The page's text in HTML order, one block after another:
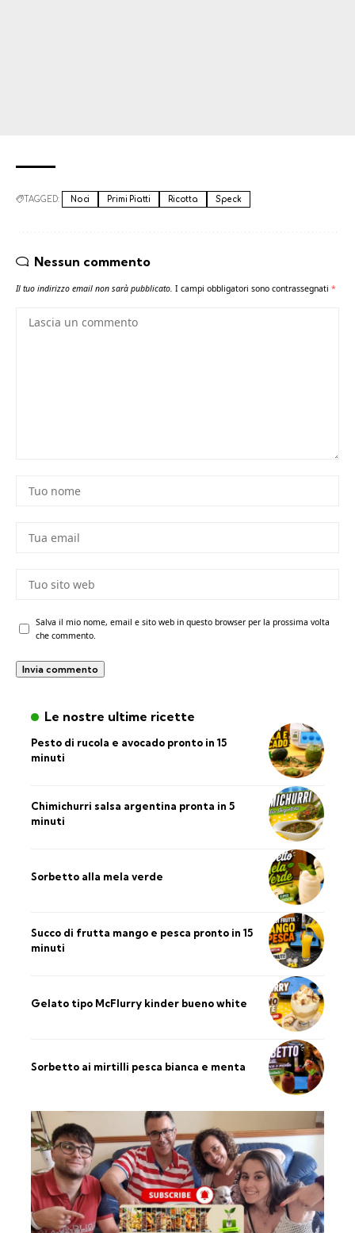
TAGGED: Noci Primi Piatti Ricotta Speck
Nessun commento
Il tuo indirizzo email non sarà pubblicato. I campi obbligatori sono contrassegnati *
Salva il mio nome, email e sito web in questo browser per la prossima volta
che commento.
Le nostre ultime ricette
Pesto di rucola e avocado pronto in 15
minuti
Chimichurri salsa argentina pronta in 5
minuti
Sorbetto alla mela verde
Succo di frutta mango e pesca pronto in 15
minuti
Gelato tipo McFlurry kinder bueno white
Sorbetto ai mirtilli pesca bianca e menta